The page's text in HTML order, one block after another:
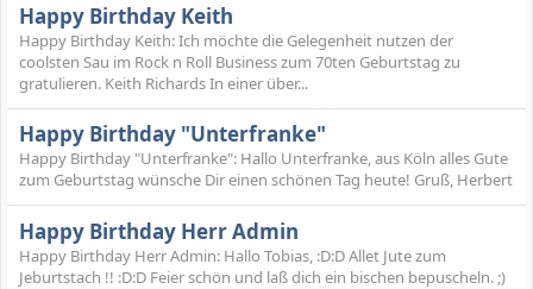
Happy Birthday Keith
Happy Birthday Keith: Ich möchte die Gelegenheit nutzen der
coolsten Sau im Rock n Roll Business zum 70ten Geburtstag zu
gratulieren. Keith Richards In einer über...
Happy Birthday "Unterfranke"
Happy Birthday "Unterfranke": Hallo Unterfranke, aus Köln alles Gute
zum Geburtstag wünsche Dir einen schönen Tag heute! Gruß, Herbert
Happy Birthday Herr Admin
Happy Birthday Herr Admin: Hallo Tobias, :D:D Allet Jute zum
Jeburtstach !! :D:D Feier schön und laß dich ein bischen bepuscheln. ;)